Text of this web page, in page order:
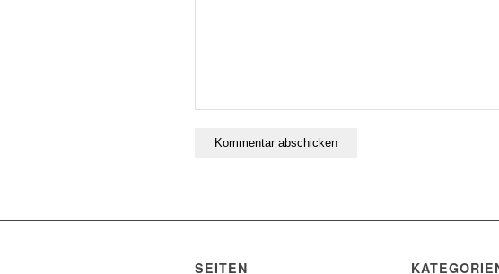
SEITEN